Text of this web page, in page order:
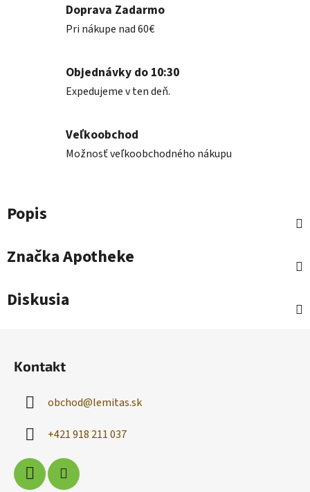
Doprava Zadarmo
Pri nákupe nad 60€
Objednávky do 10:30
Expedujeme v ten deň.
Veľkoobchod
Možnosť veľkoobchodného nákupu
Popis
ZnačkaApotheke
Diskusia
Kontakt
obchod@lemitas.sk
+421 918 211 037